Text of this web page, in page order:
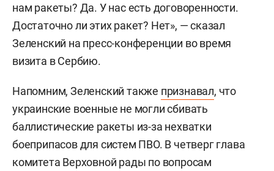
нам ракеты? Да. У нас есть договоренности.
Достаточно ли этих ракет? Нет», — сказал
Зеленский на пресс-конференции во время
визита в Сербию.
Напомним, Зеленский также признавал, что
украинские военные не могли сбивать
баллистические ракеты из-за нехватки
боеприпасов для систем ПВО. В четверг глава
комитета Верховной рады по вопросам